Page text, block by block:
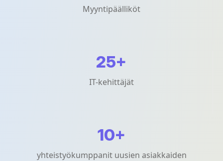
Myyntipäälliköt
25+
IT-kehittäjät
10+
yhteistyökumppanit uusien asiakkaiden